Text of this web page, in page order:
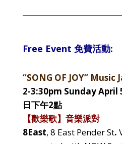
Free Event 免費活動:
“SONG OF JOY” Music
2-3:30pm Sunday April
日下午2點
【歡樂歌】音樂派對
8East, 8 East Pender St.